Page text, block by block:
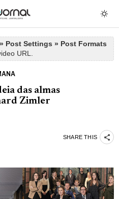
Post Settings » Post Formats
URL.
das almas
Zimler
SHARE THIS